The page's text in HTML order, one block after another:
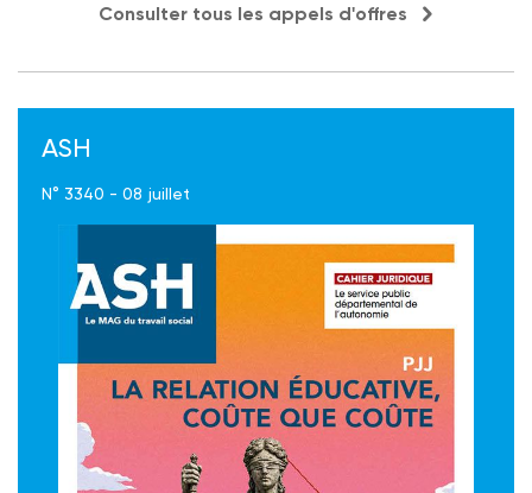
Consulter tous les appels d'offres
ASH
N° 3340 - 08 juillet